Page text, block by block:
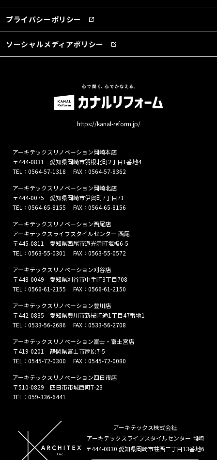
プライバシーポリシー
ソーシャルメディアポリシー
https://kanal-reform.jp/
アーキテックスリノベーション岡崎本店
〒444-0831 愛知県岡崎市羽根北町2丁目1番地4
TEL： 0564-57-1318 FAX：0564-57-8362
アーキテックスリノベーション岡崎北店
〒444-0075 愛知県岡崎市伊賀町7丁目71
TEL： 0564-65-8155 FAX：0564-65-8156
アーキテックスリノベーション西尾店
アーキテックスライフスタイルセンター 西尾
〒445-0811 愛知県西尾市道光寺町堰板6-5
TEL： 0563-55-0301
FAX：0563-55-0572
アーキテックスリノベーション刈谷店
〒448-0049 愛知県刈谷市中手町3丁目708
TEL： 0566-61-2155 FAX：0566-61-2150
アーキテックスリノベーション豊川店
〒442-0835 愛知県豊川市新桜町通1丁目47番地1
TEL： 0533-56-2686 FAX：0533-56-2708
アーキテックスリノベーション富士・富士宮店
〒419-0201 静岡県富士市厚原7-5
TEL： 0545-72-0300 FAX：0545-72-0080
アーキテックスリノベーション四日市店
〒510-0829 四日市市城西町7-23
TEL： 059-336-6441
アーキテックス株式会社
アーキテックスライフスタイルセンター 岡崎
〒444-0830 愛知県岡崎市柱西二丁目13番地6